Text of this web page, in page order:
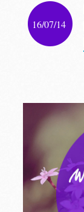
16/07/14